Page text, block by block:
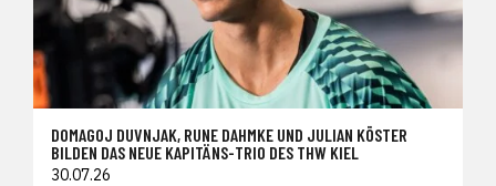
DOMAGOJ DUVNJAK, RUNE DAHMKE UND JULIAN KÖSTER
BILDEN DAS NEUE KAPITÄNS-TRIO DES THW KIEL
30.07.26